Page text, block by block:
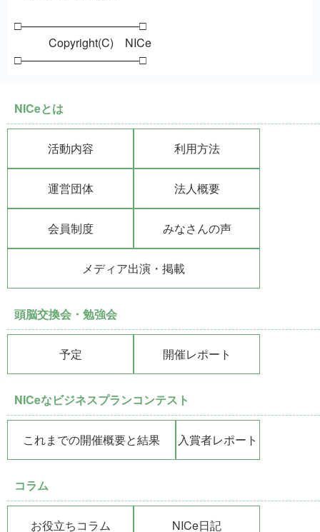
□───────────────□
Copyright(C) NICe
□───────────────□
NICeとは
活動内容 利用方法
運営団体 法人概要
会員制度 みなさんの声
メディア出演・掲載
頭脳交換会・勉強会
予定 開催レポート
NICeなビジネスプランコンテスト
これまでの開催概要と結果 入賞者レポート
コラム
お役立ちコラム NICe日記